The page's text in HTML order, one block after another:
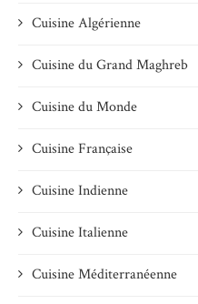
Cuisine Algérienne
Cuisine du Grand Maghreb
Cuisine du Monde
Cuisine Française
Cuisine Indienne
Cuisine Italienne
Cuisine Méditerranéenne